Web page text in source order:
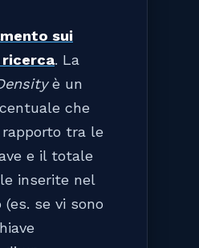
sui
. La
è un
che
tra le
e il totale
inserite nel
se vi sono